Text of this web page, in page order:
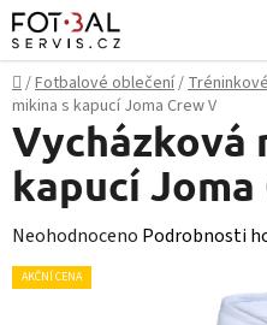
Přejít
na
obsah
Domů
/Fotbalové oblečení/
mikina s kapucí Joma Crew V
Vycházková
kapucí Joma
Průměrné
hodnocení
Neohodnoceno Podrobnosti
AKČNÍ CENA